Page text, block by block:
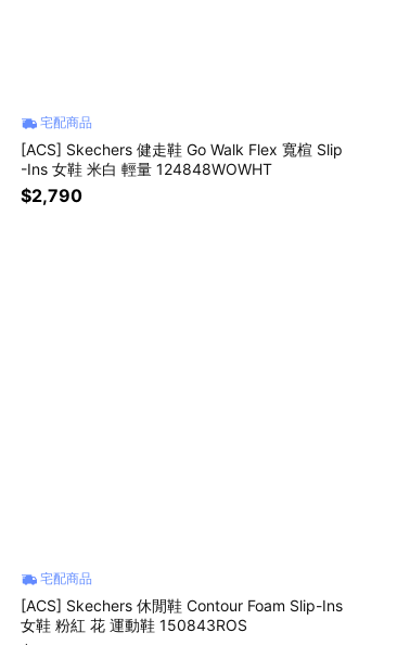
宅配商品
[ACS] Skechers 健走鞋 Go Walk Flex 寬楦 Slip
-Ins 女鞋 米白 輕量 124848WOWHT
$2,790
宅配商品
[ACS] Skechers 休閒鞋 Contour Foam Slip-Ins
女鞋 粉紅 花 運動鞋 150843ROS